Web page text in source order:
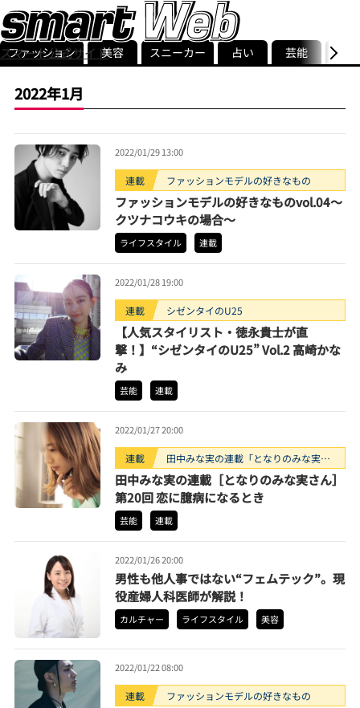
スマート公式サイト
smart最新号
記事一覧ランキング
ストリ
ファッション 美容 スニーカー 占い 芸能 グル
2022年1月
2022/01/29 13:00
連載 ファッションモデルの好きなもの
ファッションモデルの好きなものvol.04～
クツナコウキの場合～
ライフスタイル 連載
2022/01/28 19:00
連載 シゼンタイのU25
【人気スタイリスト・徳永貴士が直
撃！】“シゼンタイのU25” Vol.2 高崎かな
み
芸能 連載
2022/01/27 20:00
連載
田中みな実の連載「となりのみな実さ
ん」
田中みな実の連載［となりのみな実さん］
第20回 恋に臆病になるとき
芸能 連載
2022/01/26 20:00
男性も他人事ではない“フェムテック”。現
役産婦人科医師が解説！
カルチャー ライフスタイル 美容
2022/01/22 08:00
連載 ファッションモデルの好きなもの